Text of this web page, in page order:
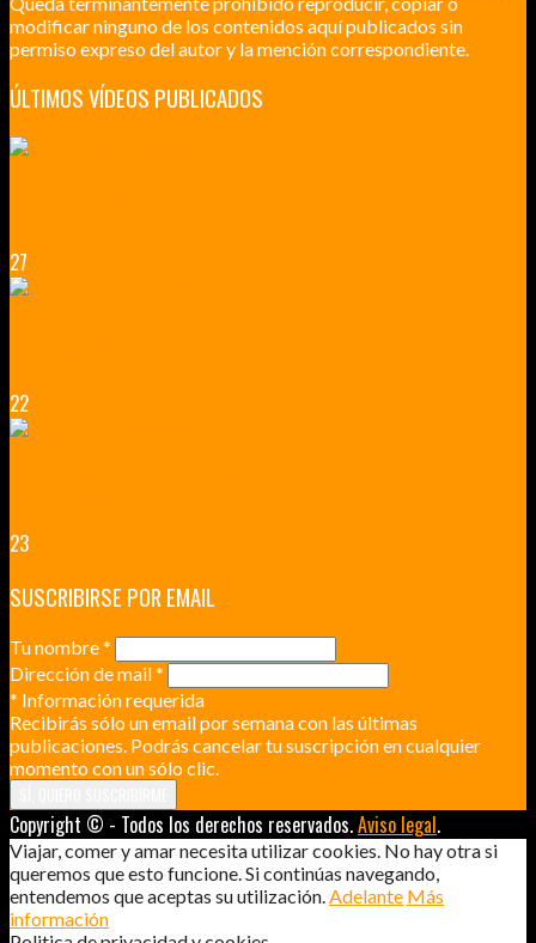
modificar ninguno de los contenidos aquí publicados sin
permiso expreso del autor y la mención correspondiente.
ÚLTIMOS VÍDEOS PUBLICADOS
27
22
23
SUSCRIBIRSE POR EMAIL
Tu nombre*
Dirección de mail*
* Información requerida
Recibirás sólo un email por semana con las últimas
publicaciones. Podrás cancelar tu suscripción en cualquier
momento con un sólo clic.
Copyright © - Todos los derechos reservados.Aviso legal.
Viajar, comer y amar necesita utilizar cookies. No hay otra si
queremos que esto funcione. Si continúas navegando,
entendemos que aceptas su utilización. Adelante Más
información